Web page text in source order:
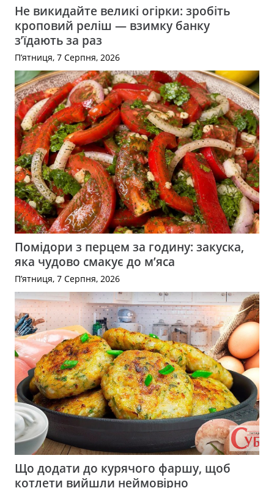
Не викидайте великі огірки: зробіть
кроповий реліш — взимку банку
з’їдають за раз
П’ятниця, 7 Серпня, 2026
Помідори з перцем за годину: закуска,
яка чудово смакує до м’яса
П’ятниця, 7 Серпня, 2026
Що додати до курячого фаршу, щоб
котлети вийшли неймовірно